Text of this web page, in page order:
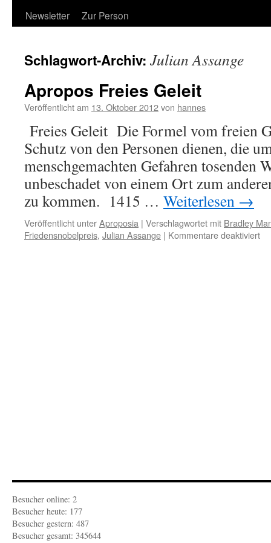
Newsletter
Zur Person
Schlagwort-Archiv: Julian Assange
Apropos Freies Geleit
Veröffentlicht am 13. Oktober 2012von hannes
Freies Geleit Die Formel vom freien
Schutz von den Personen dienen, die
menschgemachten Gefahren tosenden
unbeschadet von einem Ort zum
zu kommen. 1415 … Weiterlesen →
Veröffentlicht unterAproposia | Verschlagwortet mit Bradley
Friedensnobelpreis, Julian Assange | Kommentare deaktiviertfür
Besucher online: 2
Besucher heute: 177
Besucher gestern: 487
Besucher gesamt: 345644